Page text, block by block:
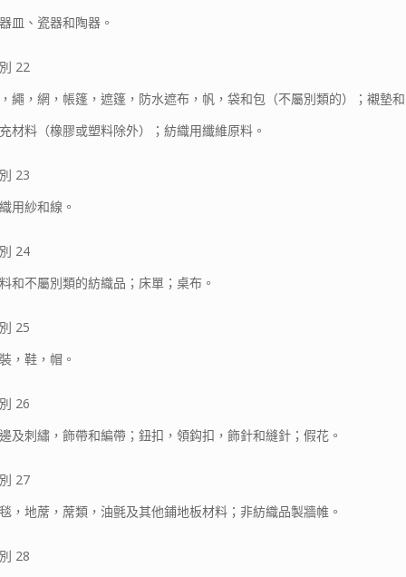
皿、瓷器和陶器。
22
繩，網，帳篷，遮篷，防水遮布，帆，袋和包（不屬別類的）；襯墊和
材料（橡膠或塑料除外）；紡織用纖維原料。
23
用紗和線。
24
和不屬別類的紡織品；床單；桌布。
25
，鞋，帽。
26
及刺繡，飾帶和編帶；鈕扣，領鈎扣，飾針和縫針；假花。
27
，地蓆，蓆類，油氈及其他鋪地板材料；非紡織品製牆帷。
28